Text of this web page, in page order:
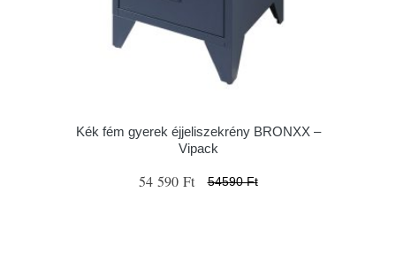
Kék fém gyerek éjjeliszekrény BRONXX –
Vipack
54 590 Ft 54590 Ft